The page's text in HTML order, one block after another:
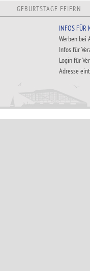
GEBURTSTAGE FEIERN
INFOS FÜR
Werben bei
Infos für
Login für
Adresse